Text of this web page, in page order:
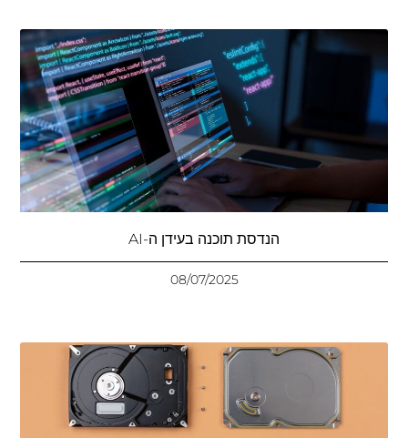
הנדסת תוכנה בעידן ה-AI
08/07/2025